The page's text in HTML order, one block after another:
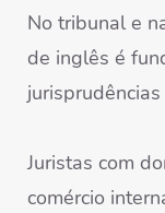
No tribunal e
de inglês é
Juristas com
comércio